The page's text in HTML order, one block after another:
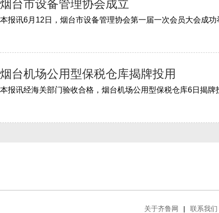
烟台市设备管理协会成立
烟台机场公用型保税仓库揭牌投用
关于齐鲁网 |
联系我们